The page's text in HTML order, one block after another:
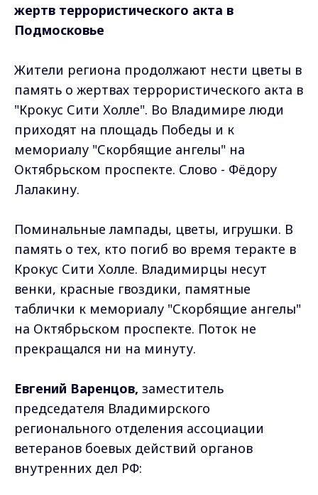
жертв террористического акта в
Подмосковье
Жители региона продолжают нести цветы в
память о жертвах террористического акта в
"Крокус Сити Холле". Во Владимире люди
приходят на площадь Победы и к
мемориалу "Скорбящие ангелы" на
Октябрьском проспекте. Слово - Фёдору
Лалакину.
Поминальные лампады, цветы, игрушки. В
память о тех, кто погиб во время теракте в
Крокус Сити Холле. Владимирцы несут
венки, красные гвоздики, памятные
таблички к мемориалу "Скорбящие ангелы"
на Октябрьском проспекте. Поток не
прекращался ни на минуту.
Евгений Варенцов, заместитель
председателя Владимирского
регионального отделения ассоциации
ветеранов боевых действий органов
внутренних дел РФ: